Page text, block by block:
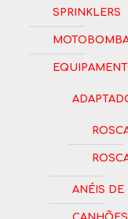
Sprinklers
Anéis de